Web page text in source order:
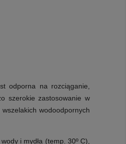
odporna na rozciąganie,
szerokie zastosowanie w
wodoodpornych
i mydła (temp. 30º C),